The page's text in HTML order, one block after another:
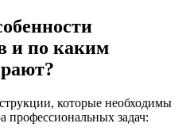
и по каким
которые необходимы
профессиональных задач: